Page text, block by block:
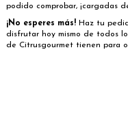
podido comprobar, ¡cargadas
¡No esperes más! Haz tu
disfrutar hoy mismo de todos
de Citrusgourmet tienen para